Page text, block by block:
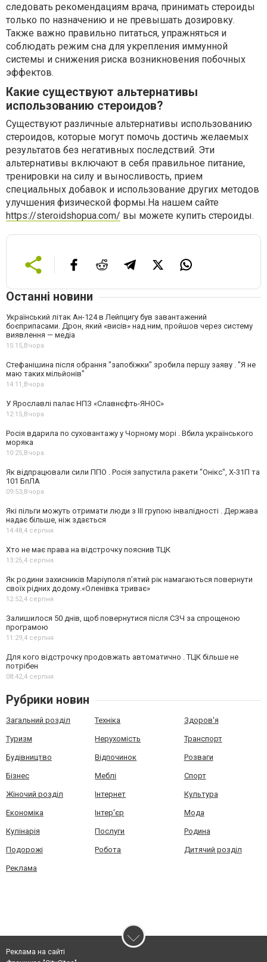
следовать рекомендациям врача, принимать стероиды
только по назначению и не превышать дозировку.
Также важно правильно питаться, упражняться и
соблюдать режим сна для укрепления иммунной
системы и снижения риска возникновения побочных
эффектов.
Какие существуют альтернативы
использованию стероидов?
Существуют различные альтернативы использованию
стероидов, которые могут помочь достичь желаемых
результатов без негативных последствий. Эти
альтернативы включают в себя правильное питание,
тренировки на силу и выносливость, прием
специальных добавок и использование других методов
улучшения физической формы.На нашем сайте
https://steroidshopua.com/ вы можете купить стероиды.
Останні новини
Український літак Ан-124 в Лейпцигу був завантажений
боєприпасами. Дрон, який «висів» над ним, пройшов через систему
виявлення — медіа
15:15,Вчора
Стефанішина після обрання "запобіжки" зробила першу заяву . "Я не
маю таких мільйонів"
14:11,Вчора
У Ярославлі палає НПЗ «Славнєфть-ЯНОС»
12:15,Вчора
Росія вдарила по суховантажу у Чорному морі . Вбила українського
моряка
10:25,Вчора
Як відпрацювали сили ППО . Росія запустила ракети "Онікс", Х-31П та
101 БпЛА
09:53,Вчора
Які пільги можуть отримати люди з III групою інвалідності . Держава
надає більше, ніж здається
14:48,4 серпня
Хто не має права на відстрочку пояснив ТЦК
13:25,4 серпня
Як родини захисників Маріуполя пʼятий рік намагаються повернути
своїх рідних додому.«Оленівка триває»
12:52,4 серпня
Залишилося 50 днів, щоб повернутися після СЗЧ за спрощеною
програмою
11:29,4 серпня
Для кого відстрочку продовжать автоматично . ТЦК більше не
потрібен
08:42,4 серпня
Рубрики новин
Загальний розділ Техніка Здоров'я
Туризм Нерухомість Транспорт
Будівництво Відпочинок Розваги
Бізнес Меблі Спорт
Жіночий розділ Інтернет Культура
Економіка Інтер'єр Мода
Кулінарія Послуги Родина
Подорожі Робота Дитячий розділ
Реклама
Реклама на сайті